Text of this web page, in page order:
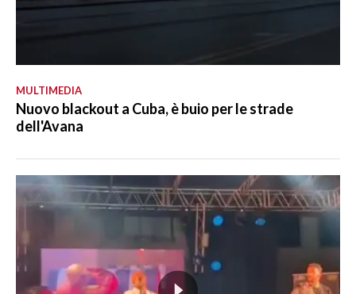
MULTIMEDIA
Nuovo blackout a Cuba, è buio per le strade
dell'Avana